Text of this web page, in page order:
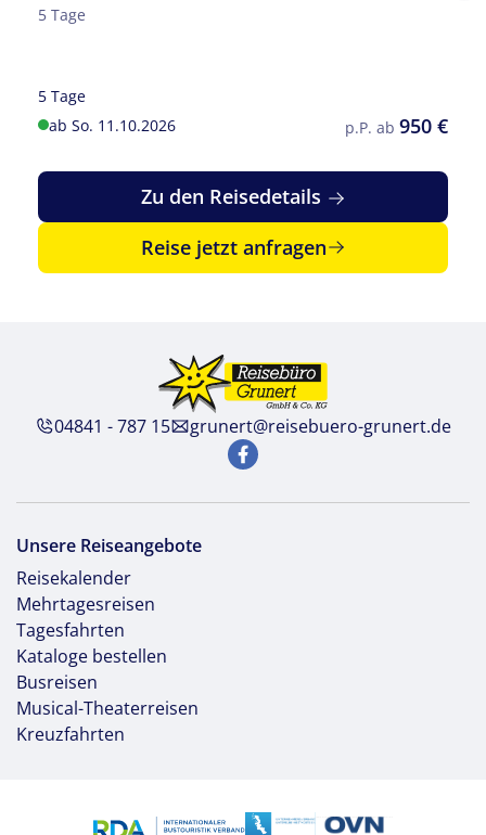
5 Tage
5 Tage
ab So. 11.10.2026
p.P. ab 950 €
Zu den Reisedetails
Reise jetzt anfragen
04841 - 787 15 grunert@reisebuero-grunert.de
Unsere Reiseangebote
Reisekalender
Mehrtagesreisen
Tagesfahrten
Kataloge bestellen
Busreisen
Musical-Theaterreisen
Kreuzfahrten